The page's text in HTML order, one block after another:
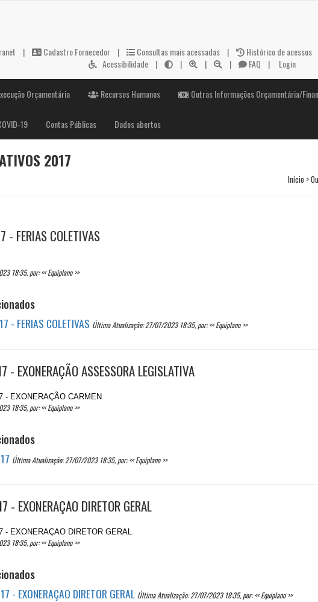
| Cadastro Fornecedor| Consultas mais acessadas| Histórico de acessos
Acessibilidade | | | | FAQ | Login
Orçamentária Recursos Humanos Outras Informações Orçamentária/
19 Contas Públicas Dados abertos
2017
Início >
- FERIAS COLETIVAS
18:35, por: << Equiplano >>
- FERIAS COLETIVAS Última Atualização: 27/07/2023 18:35, por: << Equiplano >>
- EXONERAÇÃO ASSESSORA LEGISLATIVA
- EXONERAÇÃO CARMEN
18:35, por: << Equiplano >>
Última Atualização: 27/07/2023 18:35, por: << Equiplano >>
- EXONERAÇAO DIRETOR GERAL
- EXONERAÇAO DIRETOR GERAL
18:35, por: << Equiplano >>
- EXONERAÇAO DIRETOR GERAL Última Atualização: 27/07/2023 18:35, por: << Equiplano >>